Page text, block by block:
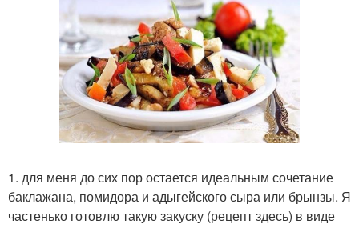
1. для меня до сих пор остается идеальным сочетание
баклажана, помидора и адыгейского сыра или брынзы. Я
частенько готовлю такую закуску (рецепт здесь) в виде